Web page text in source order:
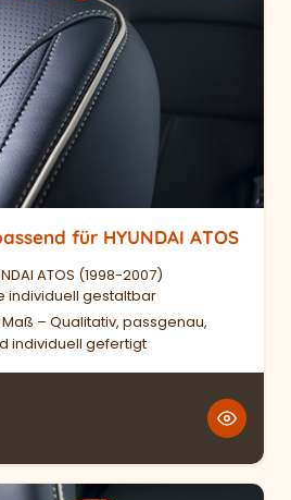
für HYUNDAI ATOS
ATOS (1998-2007)
individuell gestaltbar
– Qualitativ, passgenau,
individuell gefertigt